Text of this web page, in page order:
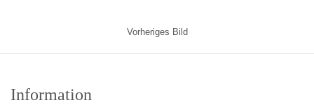
Vorheriges Bild
Information